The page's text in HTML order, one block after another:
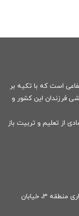
است که با تکیه بر
فرزندان این کشور و
از تعلیم و تربیت باز
نشانی: تهران، خیابان دکتر شریعتی، جنب شهرداری منطقه ۳، خیابان